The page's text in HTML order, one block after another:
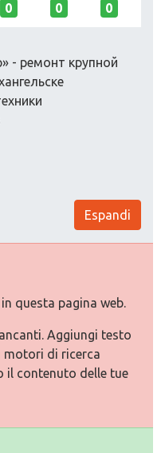
0 0 0
- ремонт крупной
Espandi
questa pagina web.
Aggiungi testo
motori di ricerca
il contenuto delle tue